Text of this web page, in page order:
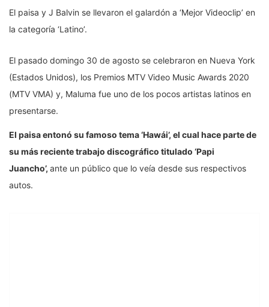
El paisa y J Balvin se llevaron el galardón a ‘Mejor Videoclip’ en
la categoría ‘Latino’.
El pasado domingo 30 de agosto se celebraron en Nueva York
(Estados Unidos), los Premios MTV Video Music Awards 2020
(MTV VMA) y, Maluma fue uno de los pocos artistas latinos en
presentarse.
El paisa entonó su famoso tema ‘Hawái’, el cual hace parte de
su más reciente trabajo discográfico titulado ‘Papi
Juancho’, ante un público que lo veía desde sus respectivos
autos.